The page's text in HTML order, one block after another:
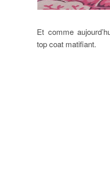
Et comme
top coat matifiant.